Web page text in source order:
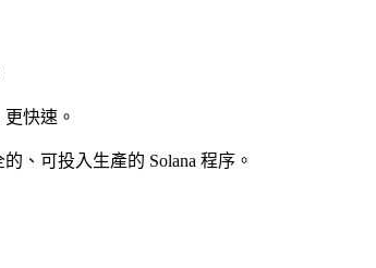
快速。
、可投入生產的 Solana 程序。